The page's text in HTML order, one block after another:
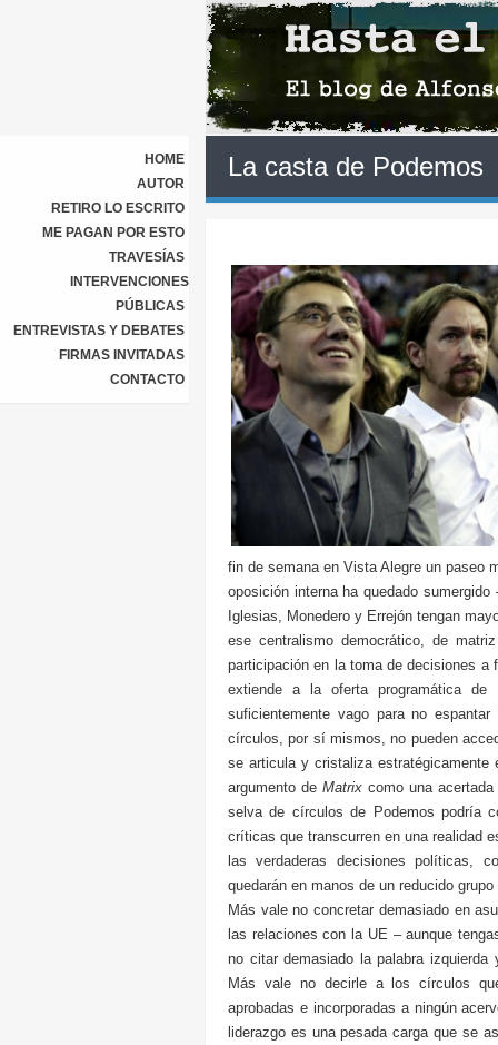
HOME
AUTOR
RETIRO LO ESCRITO
ME PAGAN POR ESTO
TRAVESÍAS
INTERVENCIONES
PÚBLICAS
ENTREVISTAS Y DEBATES
FIRMAS INVITADAS
CONTACTO
La casta de Podemos
fin de semana en Vista Alegre un paseo
oposición interna ha quedado
Iglesias, Monedero y Errejón tengan
ese centralismo democrático, de
participación en la toma de decisiones
extiende a la oferta programática
suficientemente vago para no
círculos, por sí mismos, no pueden
se articula y cristaliza
argumento deMatrix como una
selva de círculos de Podemos podría
críticas que transcurren en una realidad
las verdaderas decisiones políticas,
quedarán en manos de un reducido
Más vale no concretar demasiado en
las relaciones con la UE – aunque
no citar demasiado la palabra
Más vale no decirle a los círculos
aprobadas e incorporadas a ningún
liderazgo es una pesada carga que se